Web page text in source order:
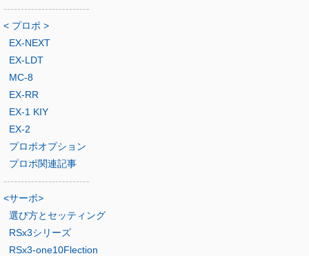
-------------------------
< プロポ >
EX-NEXT
EX-LDT
MC-8
EX-RR
EX-1 KIY
EX-2
プロポオプション
プロポ関連記事
-------------------------
<サーボ>
選び方とセッティング
RSx3シリーズ
RSx3-one10Flection